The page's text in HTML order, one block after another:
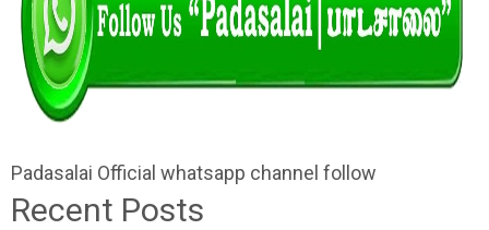
Padasalai Official whatsapp channel follow
Recent Posts